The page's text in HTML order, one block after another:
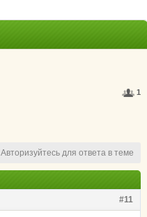
1
Авторизуйтесь для ответа в теме
#11